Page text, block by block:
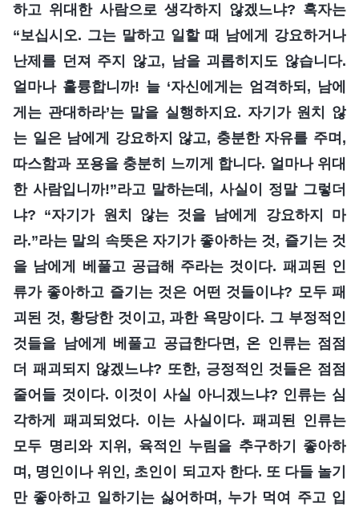
하고 위대한 사람으로 생각하지 않겠느냐? 혹자는
“보십시오. 그는 말하고 일할 때 남에게 강요하거나
난제를 던져 주지 않고, 남을 괴롭히지도 않습니다.
얼마나 훌륭합니까! 늘 ‘자신에게는 엄격하되, 남에
게는 관대하라’는 말을 실행하지요. 자기가 원치 않
는 일은 남에게 강요하지 않고, 충분한 자유를 주며,
따스함과 포용을 충분히 느끼게 합니다. 얼마나 위대
한 사람입니까!”라고 말하는데, 사실이 정말 그렇더
냐? “자기가 원치 않는 것을 남에게 강요하지 마
라.”라는 말의 속뜻은 자기가 좋아하는 것, 즐기는 것
을 남에게 베풀고 공급해 주라는 것이다. 패괴된 인
류가 좋아하고 즐기는 것은 어떤 것들이냐? 모두 패
괴된 것, 황당한 것이고, 과한 욕망이다. 그 부정적인
것들을 남에게 베풀고 공급한다면, 온 인류는 점점
더 패괴되지 않겠느냐? 또한, 긍정적인 것들은 점점
줄어들 것이다. 이것이 사실 아니겠느냐? 인류는 심
각하게 패괴되었다. 이는 사실이다. 패괴된 인류는
모두 명리와 지위, 육적인 누림을 추구하기 좋아하
며, 명인이나 위인, 초인이 되고자 한다. 또 다들 놀기
만 좋아하고 일하기는 싫어하며, 누가 먹여 주고 입